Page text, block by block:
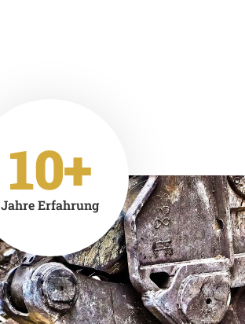
10+
Jahre Erfahrung